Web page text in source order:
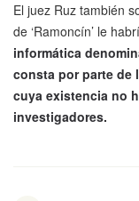
El juez Ruz también
de ‘Ramoncín’ le
informática
consta por parte de
cuya existencia no
investigadores.